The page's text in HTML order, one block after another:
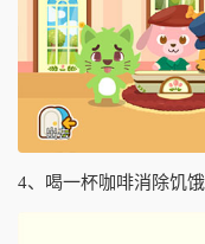
4、喝一杯咖啡消除饥饿